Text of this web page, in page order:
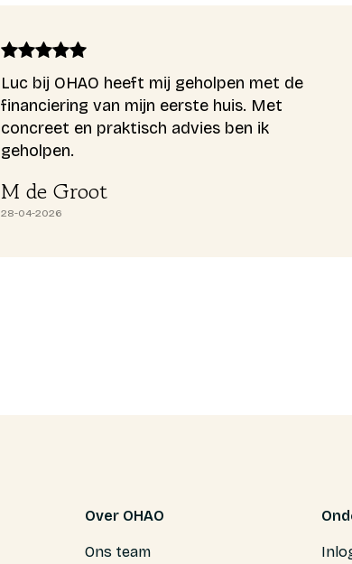
Luc bij OHAO heeft mij geholpen met de
financiering van mijn eerste huis. Met
concreet en praktisch advies ben ik
geholpen.
M de Groot
28-04-2026
Over OHAO
Ons team